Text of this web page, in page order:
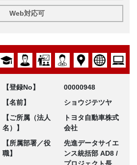
Web対応可
【登録No】
00000948
【名前】
ショウジテツヤ
【ご所属（法人
名）】
トヨタ自動車株式
会社
【所属部署／役
職】
先進データサイエ
ンス統括部 AD8 /